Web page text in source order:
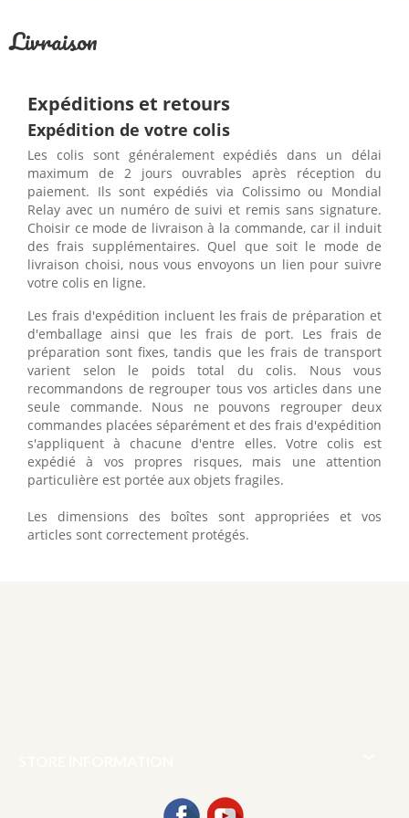
Livraison
Expéditions et retours
Expédition de votre colis
Les colis sont généralement expédiés dans un délai
maximum de 2 jours ouvrables après réception du
paiement. Ils sont expédiés via Colissimo ou Mondial
Relay avec un numéro de suivi et remis sans signature.
Choisir ce mode de livraison à la commande, car il induit
des frais supplémentaires. Quel que soit le mode de
livraison choisi, nous vous envoyons un lien pour suivre
votre colis en ligne.
Les frais d'expédition incluent les frais de préparation et
d'emballage ainsi que les frais de port. Les frais de
préparation sont fixes, tandis que les frais de transport
varient selon le poids total du colis. Nous vous
recommandons de regrouper tous vos articles dans une
seule commande. Nous ne pouvons regrouper deux
commandes placées séparément et des frais d'expédition
s'appliquent à chacune d'entre elles. Votre colis est
expédié à vos propres risques, mais une attention
particulière est portée aux objets fragiles.
Les dimensions des boîtes sont appropriées et vos
articles sont correctement protégés.
Facebook